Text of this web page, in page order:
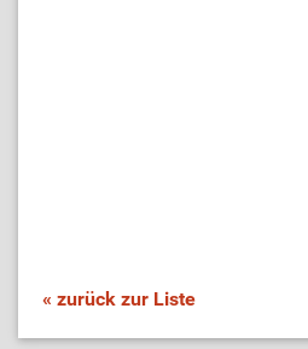
« zurück zur Liste